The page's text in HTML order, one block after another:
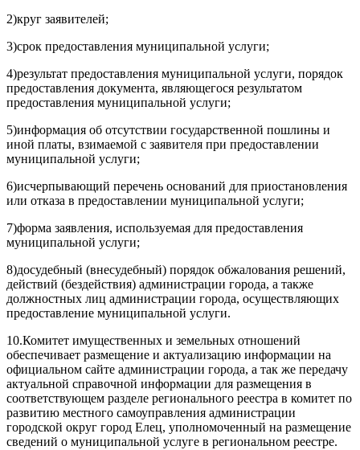
2)круг заявителей;
3)срок предоставления муниципальной услуги;
4)результат предоставления муниципальной услуги, порядок
предоставления документа, являющегося результатом
предоставления муниципальной услуги;
5)информация об отсутствии государственной пошлины и
иной платы, взимаемой с заявителя при предоставлении
муниципальной услуги;
6)исчерпывающий перечень оснований для приостановления
или отказа в предоставлении муниципальной услуги;
7)форма заявления, используемая для предоставления
муниципальной услуги;
8)досудебный (внесудебный) порядок обжалования решений,
действий (бездействия) администрации города, а также
должностных лиц администрации города, осуществляющих
предоставление муниципальной услуги.
10.Комитет имущественных и земельных отношений
обеспечивает размещение и актуализацию информации на
официальном сайте администрации города, а так же передачу
актуальной справочной информации для размещения в
соответствующем разделе регионального реестра в комитет по
развитию местного самоуправления администрации
городской округ город Елец, уполномоченный на размещение
сведений о муниципальной услуге в региональном реестре.